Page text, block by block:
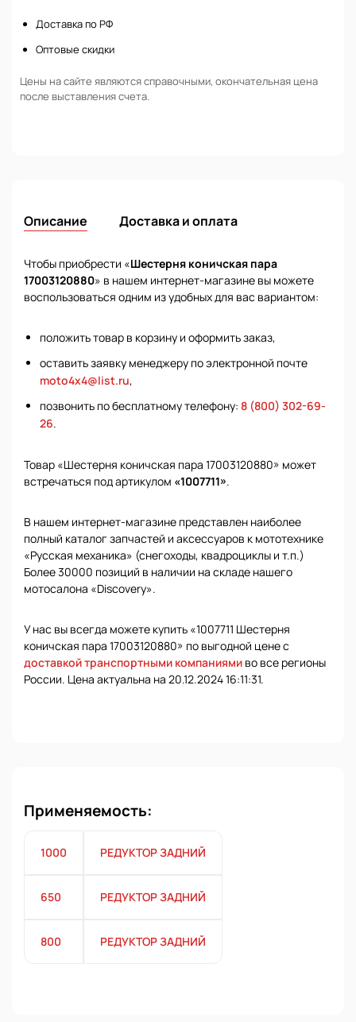
Доставка по РФ
Оптовые скидки
Цены на сайте являются справочными, окончательная цена
после выставления счета.
Описание Доставка и оплата
Чтобы приобрести «Шестерня коничская пара
17003120880» в нашем интернет-магазине вы можете
воспользоваться одним из удобных для вас вариантом:
положить товар в корзину и оформить заказ,
оставить заявку менеджеру по электронной почте
moto4x4@list.ru,
позвонить по бесплатному телефону: 8 (800) 302-69-
26.
Товар «Шестерня коничская пара 17003120880» может
встречаться под артикулом «1007711».
В нашем интернет-магазине представлен наиболее
полный каталог запчастей и аксессуаров к мототехнике
«Русская механика» (снегоходы, квадроциклы и т.п.)
Более 30000 позиций в наличии на складе нашего
мотосалона «Discovery».
У нас вы всегда можете купить «1007711 Шестерня
коничская пара 17003120880» по выгодной цене с
доставкой транспортными компаниями во все регионы
России. Цена актуальна на 20.12.2024 16:11:31.
Применяемость:
1000 РЕДУКТОР ЗАДНИЙ
650 РЕДУКТОР ЗАДНИЙ
800 РЕДУКТОР ЗАДНИЙ